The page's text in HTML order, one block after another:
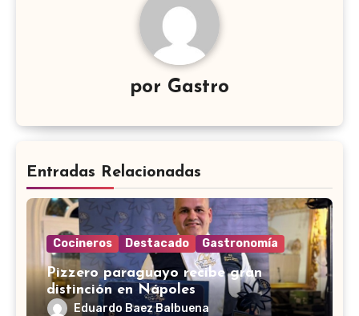
por Gastro
Entradas Relacionadas
Cocineros Destacado Gastronomía
Pizzero paraguayo recibe gran
distinción en Nápoles
Eduardo Baez Balbuena